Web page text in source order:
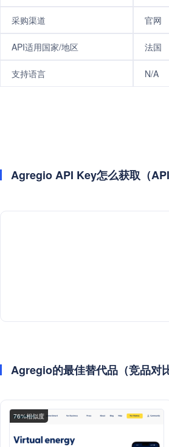
采购渠道 官网
API适用国家/地区 法国
支持语言 N/A
Agregio API Key怎么获取（API
Agregio的最佳替代品（竞品对比
76%相似度